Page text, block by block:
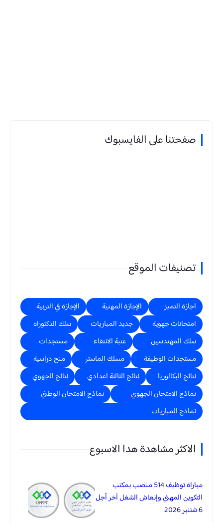
صفحتنا على الفايسبوك
تصنيفات الموقع
اجازة التميز الإجازة المهنية
الإجازة في التربية
امتحانات جهوية
جديد المباريات
سلك الدكتوراه
سلك المهندسين
عتبة الانتقاء
مستجدات
مستجدات الوظيفة
مسلك الماستر
منح دراسية
نتائج البكالوريا
نتائج الثالثة اعدادي
نتائج الجهوي
نماذج الامتحان الجهوي
نماذج الامتحان الوطني
نماذج المباريات
الاكثر مشاهدة هدا الاسبوع
مباراة توظيف 514 منصب بمكتب
التكوين المهني وإنعاش الشغل آخر أجل
6 شتنبر 2026